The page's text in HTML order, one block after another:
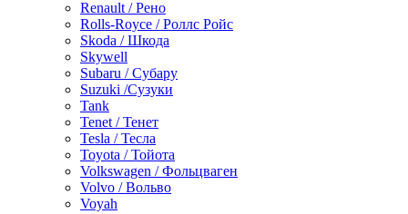
Renault / Рено
Rolls-Royce / Роллс Ройс
Skoda / Шкода
Skywell
Subaru / Субару
Suzuki /Сузуки
Tank
Tenet / Тенет
Tesla / Тесла
Toyota / Тойота
Volkswagen / Фольцваген
Volvo / Вольво
Voyah